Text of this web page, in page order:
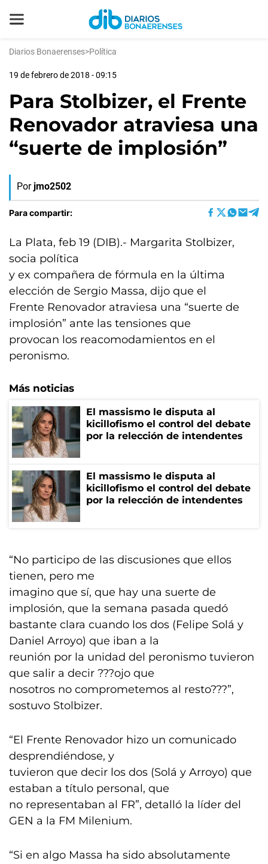
Diarios Bonaerenses>Política
19 de febrero de 2018 - 09:15
Para Stolbizer, el Frente
Renovador atraviesa una
“suerte de implosión”
Por jmo2502
Para compartir:
La Plata, feb 19 (DIB).- Margarita Stolbizer,
socia política
y ex compañera de fórmula en la última
elección de Sergio Massa, dijo que el
Frente Renovador atraviesa una “suerte de
implosión” ante las tensiones que
provocan los reacomodamientos en el
peronismo.
Más noticias
El massismo le disputa al
kicillofismo el control del debate
por la relección de intendentes
El massismo le disputa al
kicillofismo el control del debate
por la relección de intendentes
“No participo de las discusiones que ellos
tienen, pero me
imagino que sí, que hay una suerte de
implosión, que la semana pasada quedó
bastante clara cuando los dos (Felipe Solá y
Daniel Arroyo) que iban a la
reunión por la unidad del peronismo tuvieron
que salir a decir ???ojo que
nosotros no comprometemos al resto???”,
sostuvo Stolbizer.
“El Frente Renovador hizo un comunicado
desprendiéndose, y
tuvieron que decir los dos (Solá y Arroyo) que
estaban a título personal, que
no representaban al FR”, detalló la líder del
GEN a la FM Milenium.
“Si en algo Massa ha sido absolutamente